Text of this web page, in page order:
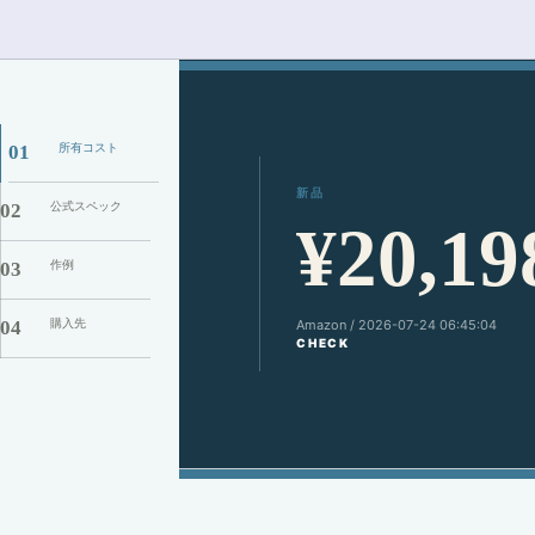
01 所有コスト
02 公式スペック
03 作例
04 購入先
新品
Amazon / 2026-07-24 06:45:04
CHECK